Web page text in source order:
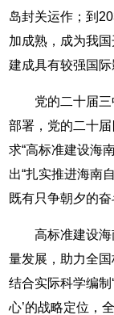
岛封关运作；到
加成熟，成为我
建成具有较强国际
党的二十届
部署，党的二十
求“高标准建设海
出“扎实推进海南
既有只争朝夕的
高标准建设
量发展，助力全
结合实际科学编制
心’的战略定位，